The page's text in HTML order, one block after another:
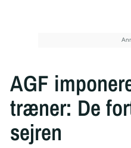
AGF
træner: De
sejren